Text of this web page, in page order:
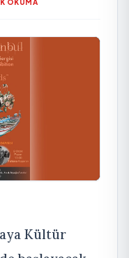
OKUMA
Kültür